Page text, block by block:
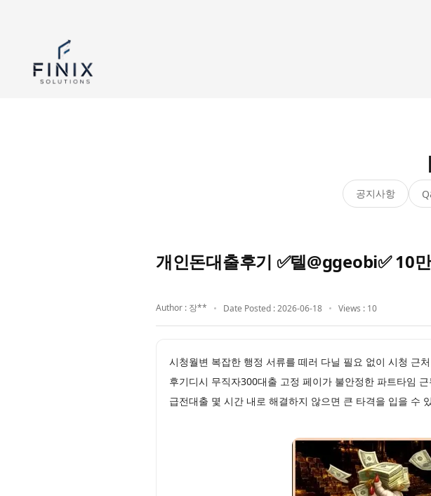
공지사항
개인돈대출후기 ✅텔@ggeobi✅ 10
Author : 장** Date Posted : 2026-06-18 Views : 10
시청월변 복잡한 행정 서류를 떼러 다닐 필요 없이 시청 근
후기디시 무직자300대출 고정 페이가 불안정한 파트타임
급전대출 몇 시간 내로 해결하지 않으면 큰 타격을 입을 수